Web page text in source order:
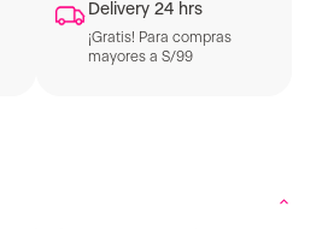
Delivery 24 hrs
¡Gratis! Para compras
mayores a S/99